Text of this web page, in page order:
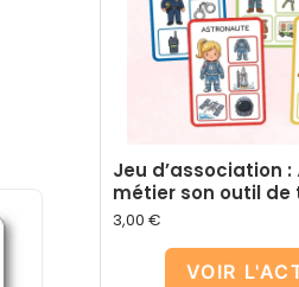
Jeu d’association :
métier son outil de
3,00 €
VOIR